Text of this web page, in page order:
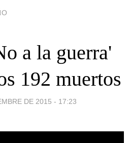
a la guerra'
192 muertos
DE 2015 - 17:23